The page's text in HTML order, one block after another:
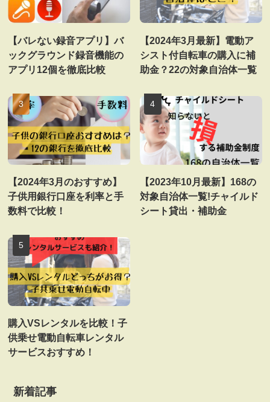
【バレない録音アプリ】バ
ックグラウンド録音機能の
アプリ12個を徹底比較
【2024年3月最新】電動ア
シスト付自転車の購入に補
助金？22の対象自治体一覧
【2024年3月のおすすめ】
子供用銀行口座を利率と手
数料で比較！
【2023年10月最新】168の
対象自治体一覧!チャイルド
シート貸出・補助金
購入VSレンタルを比較！子
供乗せ電動自転車レンタル
サービスおすすめ！
新着記事